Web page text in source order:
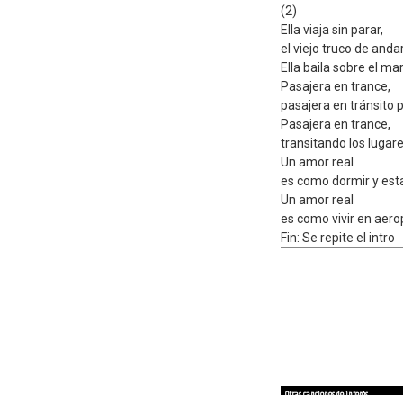
(2)
Ella viaja sin parar,
el viejo truco de
Ella baila sobre el
Pasajera en trance,
pasajera en tránsito
Pasajera en trance,
transitando los
Un amor real
es como dormir y
Un amor real
es como vivir en
Fin: Se repite el intro